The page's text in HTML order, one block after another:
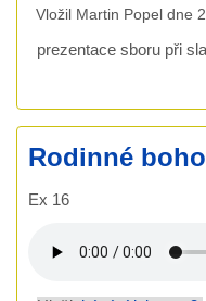
Vložil Martin Popel dne
prezentace sboru při
Rodinné
Ex 16